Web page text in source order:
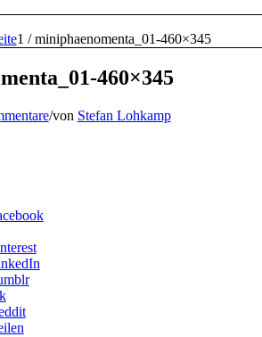
1 / miniphaenomenta_01-460×345
460×345
/von Stefan Lohkamp